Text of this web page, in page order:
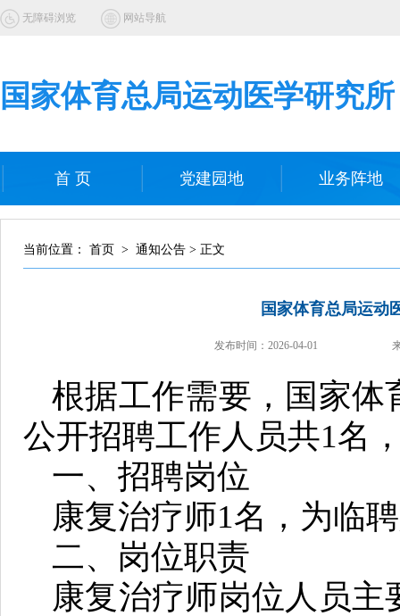
无障碍浏览 网站导航
国家体育总局运动医学研究所
首 页 党建园地 业务阵地
当前位置： 首页 > 通知公告 > 正文
国家体育总局运动
发布时间： 2026-04-01
根据工作需要，国家体
公开招聘工作人员共1名
一、招聘岗位
康复治疗师1名，为临
二、岗位职责
康复治疗师岗位人员